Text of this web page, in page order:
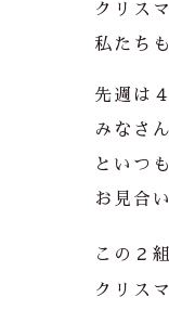
クリス
私たち
先週は
みなさ
といつ
お見合
この２
クリス